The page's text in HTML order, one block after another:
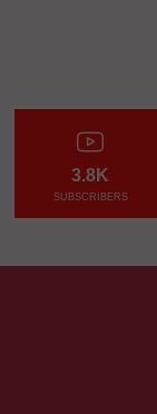
3.8K
SUBSCRIBERS